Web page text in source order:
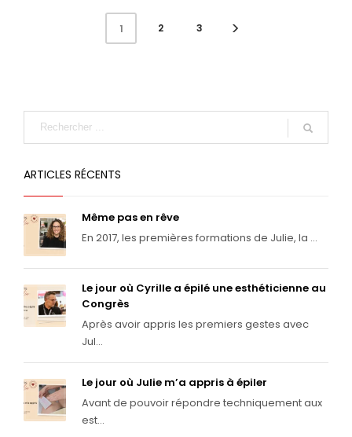
1 2 3
ARTICLES RÉCENTS
Même pas en rêve
En 2017, les premières formations de Julie, la ...
Le jour où Cyrille a épilé une esthéticienne au
Congrès
Après avoir appris les premiers gestes avec
Jul...
Le jour où Julie m’a appris à épiler
Avant de pouvoir répondre techniquement aux
est...